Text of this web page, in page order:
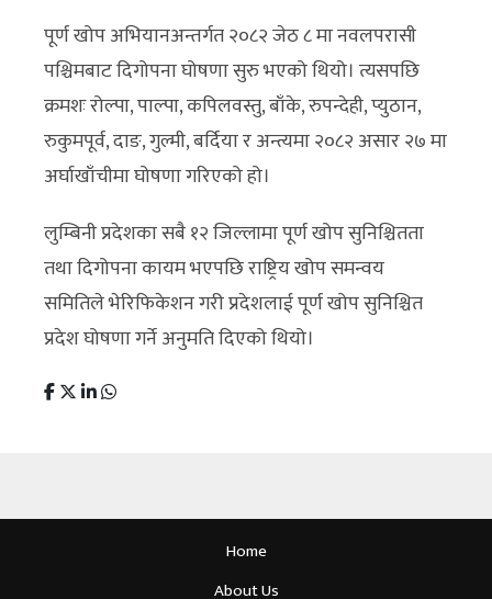
पूर्ण खोप अभियानअन्तर्गत २०८२ जेठ ८ मा नवलपरासी
पश्चिमबाट दिगोपना घोषणा सुरु भएको थियो। त्यसपछि
क्रमशः रोल्पा, पाल्पा, कपिलवस्तु, बाँके, रुपन्देही, प्युठान,
रुकुमपूर्व, दाङ, गुल्मी, बर्दिया र अन्त्यमा २०८२ असार २७ मा
अर्घाखाँचीमा घोषणा गरिएको हो।
लुम्बिनी प्रदेशका सबै १२ जिल्लामा पूर्ण खोप सुनिश्चितता
तथा दिगोपना कायम भएपछि राष्ट्रिय खोप समन्वय
समितिले भेरिफिकेशन गरी प्रदेशलाई पूर्ण खोप सुनिश्चित
प्रदेश घोषणा गर्ने अनुमति दिएको थियो।
Home
About Us